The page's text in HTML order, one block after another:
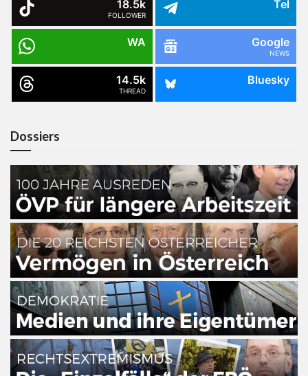
18.5k
FOLLOWER
Tel
WA Google
NEWS
14.5k
THREAD
Bluesky
Dossiers